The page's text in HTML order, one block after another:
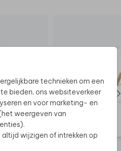
technieken om een
bieden, ons websiteverkeer
en voor marketing- en
weergeven van
wijzigen of intrekken op
een
Je vindt alle